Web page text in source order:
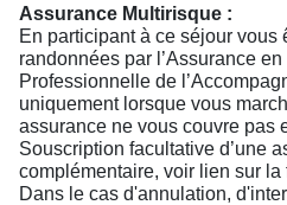
Assurance Multirisque :
En participant à ce séjour vous
randonnées par l’Assurance
Professionnelle de
uniquement lorsque vous
assurance ne vous couvre pas
Souscription facultative d’une
complémentaire, voir lien sur la
Dans le cas d'annulation,